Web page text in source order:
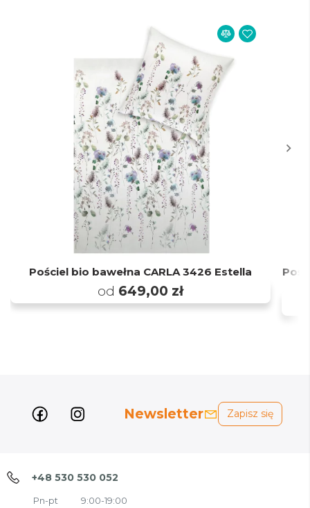
Pościel bio bawełna CARLA 3426 Estella
od 649,00 zł
Newsletter Zapisz się
+48 530 530 052
Pn-pt
9:00-19:00